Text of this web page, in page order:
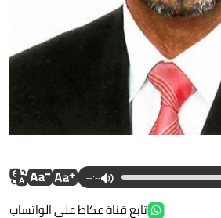
--:--
تابع قناة عكاظ على الواتساب